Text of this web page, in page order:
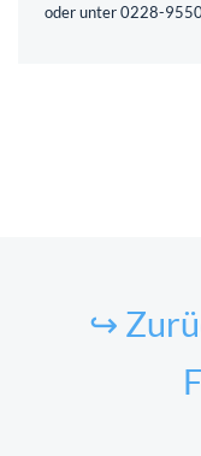
oder unter 0228-
↪